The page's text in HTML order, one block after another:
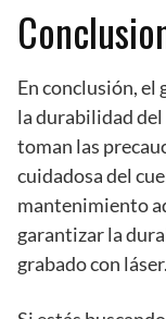
En conclusión, el
la durabilidad
toman las
cuidadosa del
mantenimiento
garantizar la
grabado con láser.